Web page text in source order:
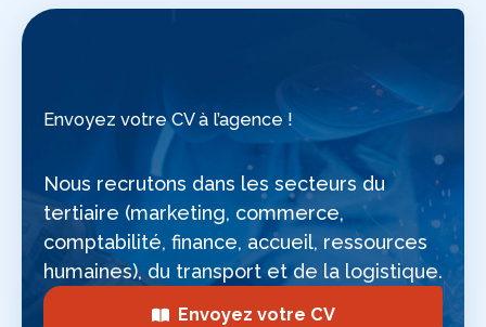
Envoyez votre CV à l’agence !
Nous recrutons dans les secteurs du
tertiaire (marketing, commerce,
comptabilité, finance, accueil, ressources
humaines), du transport et de la logistique.
Envoyez votre CV